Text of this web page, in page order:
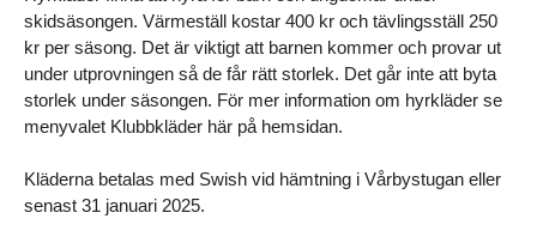
skidsäsongen. Värmeställ kostar 400 kr och tävlingsställ 250
kr per säsong. Det är viktigt att barnen kommer och provar ut
under utprovningen så de får rätt storlek. Det går inte att byta
storlek under säsongen. För mer information om hyrkläder se
menyvalet Klubbkläder här på hemsidan.
Kläderna betalas med Swish vid hämtning i Vårbystugan eller
senast 31 januari 2025.